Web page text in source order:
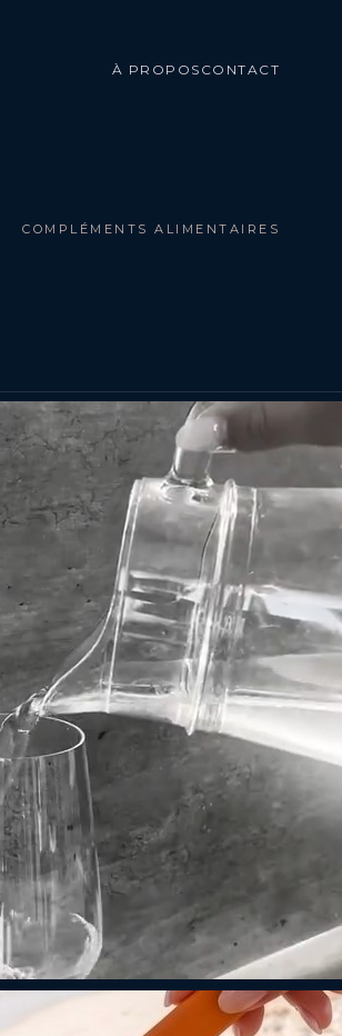
À PROPOS CONTACT
COMPLÉMENTS ALIMENTAIRES